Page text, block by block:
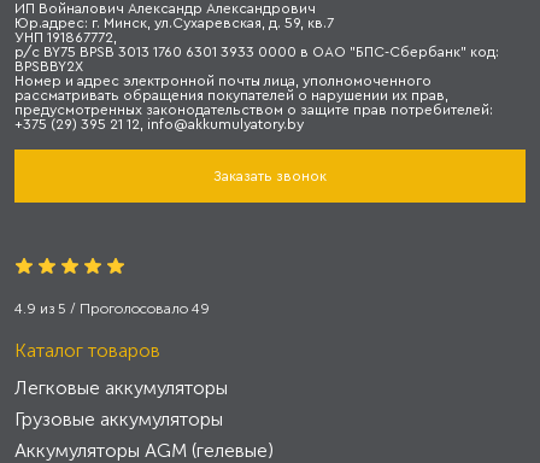
ИП Войналович Александр Александрович
Юр.адрес: г. Минск, ул.Сухаревская, д. 59, кв.7
УНП 191867772,
р/с BY75 BPSB 3013 1760 6301 3933 0000 в ОАО "БПС-Сбербанк" код:
BPSBBY2X
Номер и адрес электронной почты лица, уполномоченного
рассматривать обращения покупателей о нарушении их прав,
предусмотренных законодательством о защите прав потребителей:
+375 (29) 395 21 12, info@akkumulyatory.by
Заказать звонок
4.9 из 5 / Проголосовало 49
Каталог товаров
Легковые аккумуляторы
Грузовые аккумуляторы
Аккумуляторы AGM (гелевые)